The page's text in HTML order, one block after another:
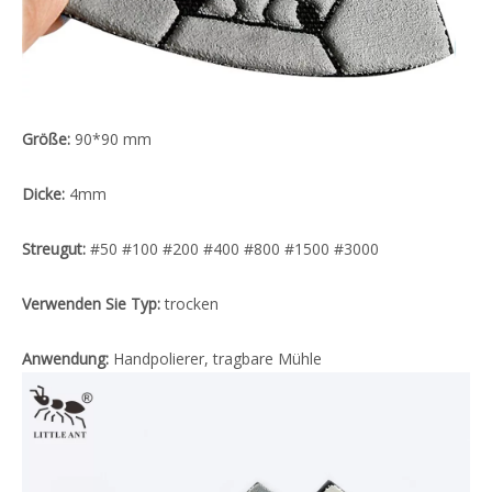
Größe: 90*90 mm
Dicke: 4mm
Streugut: #50 #100 #200 #400 #800 #1500 #3000
Verwenden Sie Typ:trocken
Anwendung: Handpolierer, tragbare Mühle